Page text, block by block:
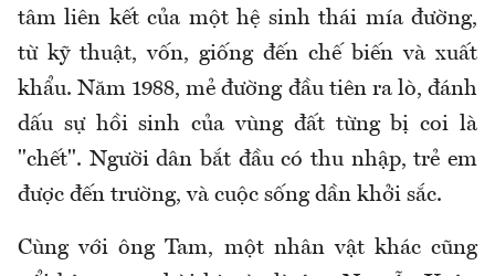
tâm liên kết của một hệ sinh thái mía đường,
từ kỹ thuật, vốn, giống đến chế biến và xuất
khẩu. Năm 1988, mẻ đường đầu tiên ra lò, đánh
dấu sự hồi sinh của vùng đất từng bị coi là
"chết". Người dân bắt đầu có thu nhập, trẻ em
được đến trường, và cuộc sống dần khởi sắc.
Cùng với ông Tam, một nhân vật khác cũng